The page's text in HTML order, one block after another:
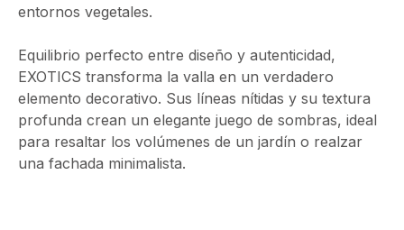
entornos vegetales.
Equilibrio perfecto entre diseño y autenticidad,
EXOTICS transforma la valla en un verdadero
elemento decorativo. Sus líneas nítidas y su textura
profunda crean un elegante juego de sombras, ideal
para resaltar los volúmenes de un jardín o realzar
una fachada minimalista.